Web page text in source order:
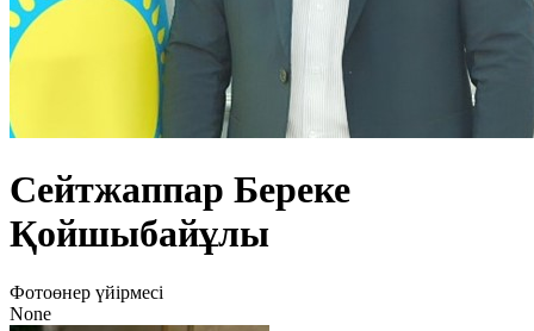
Сейтжаппар Береке
Қойшыбайұлы
Фотоөнер үйірмесі
None